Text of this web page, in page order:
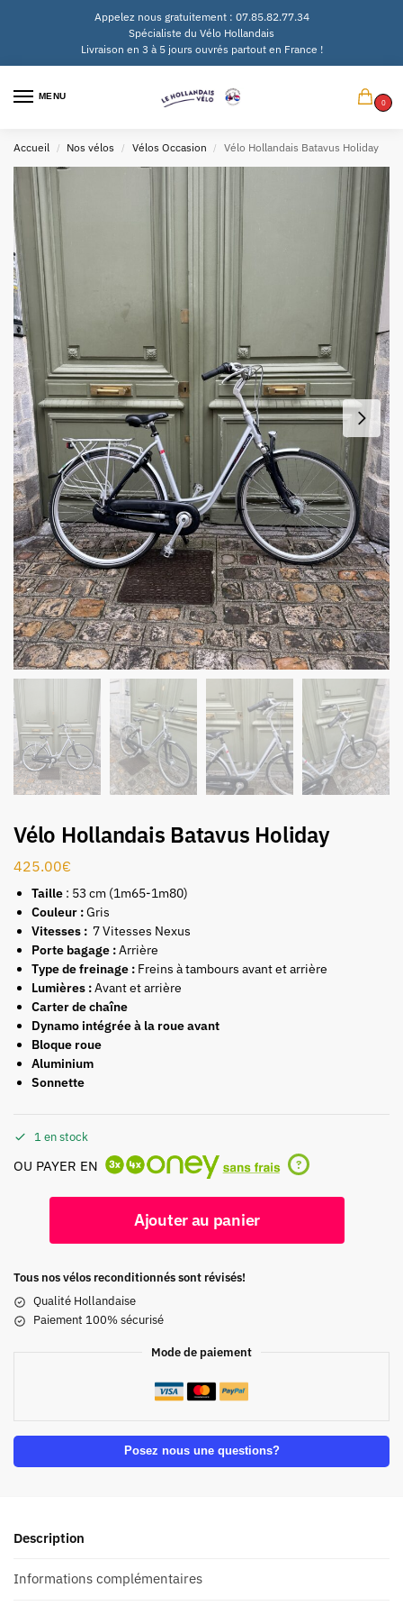
Appelez nous gratuitement : 07.85.82.77.34
Spécialiste du Vélo Hollandais
Livraison en 3 à 5 jours ouvrés partout en France !
MENU
0
Accueil / Nos vélos / Vélos Occasion / Vélo Hollandais Batavus Holiday
Vélo Hollandais Batavus Holiday
425.00€
Taille : 53 cm (1m65-1m80)
Couleur :Gris
Vitesses : 7 Vitesses Nexus
Porte bagage :Arrière
Type de freinage : Freins à tambours avant et arrière
Lumières :Avant et arrière
Carter de chaîne
Dynamo intégrée à la roue avant
Bloque roue
Aluminium
Sonnette
1 en stock
OU PAYER EN ?
Ajouter au panier
Tous nos vélos reconditionnés sont révisés!
Qualité Hollandaise
Paiement 100% sécurisé
Mode de paiement
Posez nous une questions?
Description
Informations complémentaires